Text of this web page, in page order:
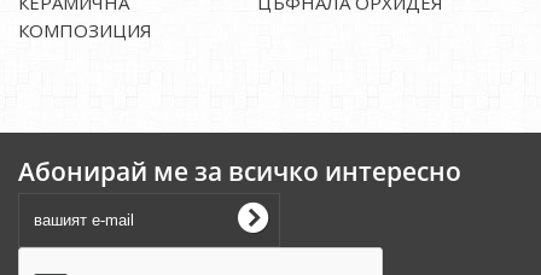
КОМПОЗИЦИЯ
Абонирай ме за всичко интересно